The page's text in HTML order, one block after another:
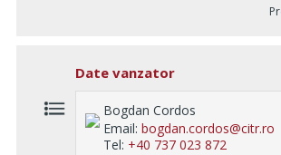
Date vanzator
Bogdan Cordos
Email: bogdan.cordos@citr.ro
Tel: +40 737 023 872